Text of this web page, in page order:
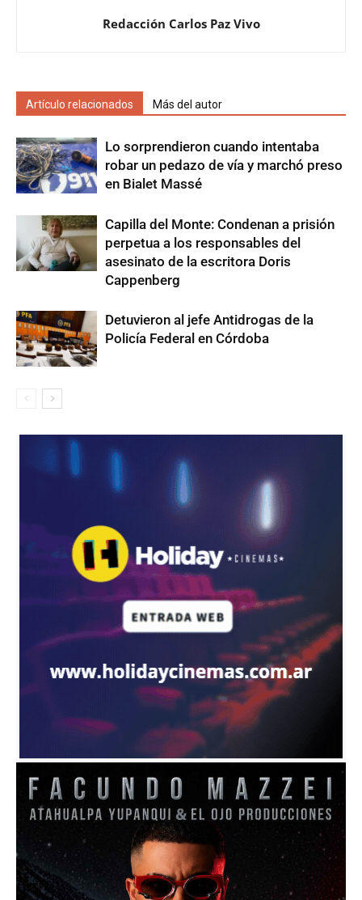
Redacción Carlos Paz Vivo
Artículo relacionados Más del autor
Lo sorprendieron cuando intentaba
robar un pedazo de vía y marchó preso
en Bialet Massé
Capilla del Monte: Condenan a prisión
perpetua a los responsables del
asesinato de la escritora Doris
Cappenberg
Detuvieron al jefe Antidrogas de la
Policía Federal en Córdoba